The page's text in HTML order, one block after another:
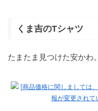
くま吉のTシャツ
たまたま見つけた安かわ。